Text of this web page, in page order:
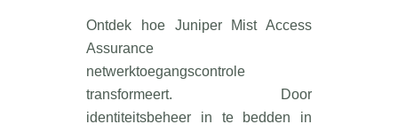
Ontdek hoe Juniper Mist Access
Assurance
netwerktoegangscontrole
transformeert. Door
identiteitsbeheer in te bedden in